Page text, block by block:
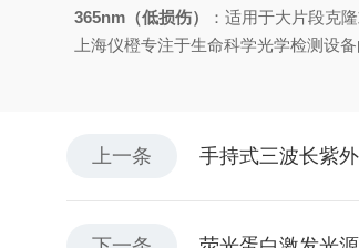
365nm（低损伤）
：适用于大片段克
上海仪橙专注于生命科学光学检测设
上一条 手持式三波长紫